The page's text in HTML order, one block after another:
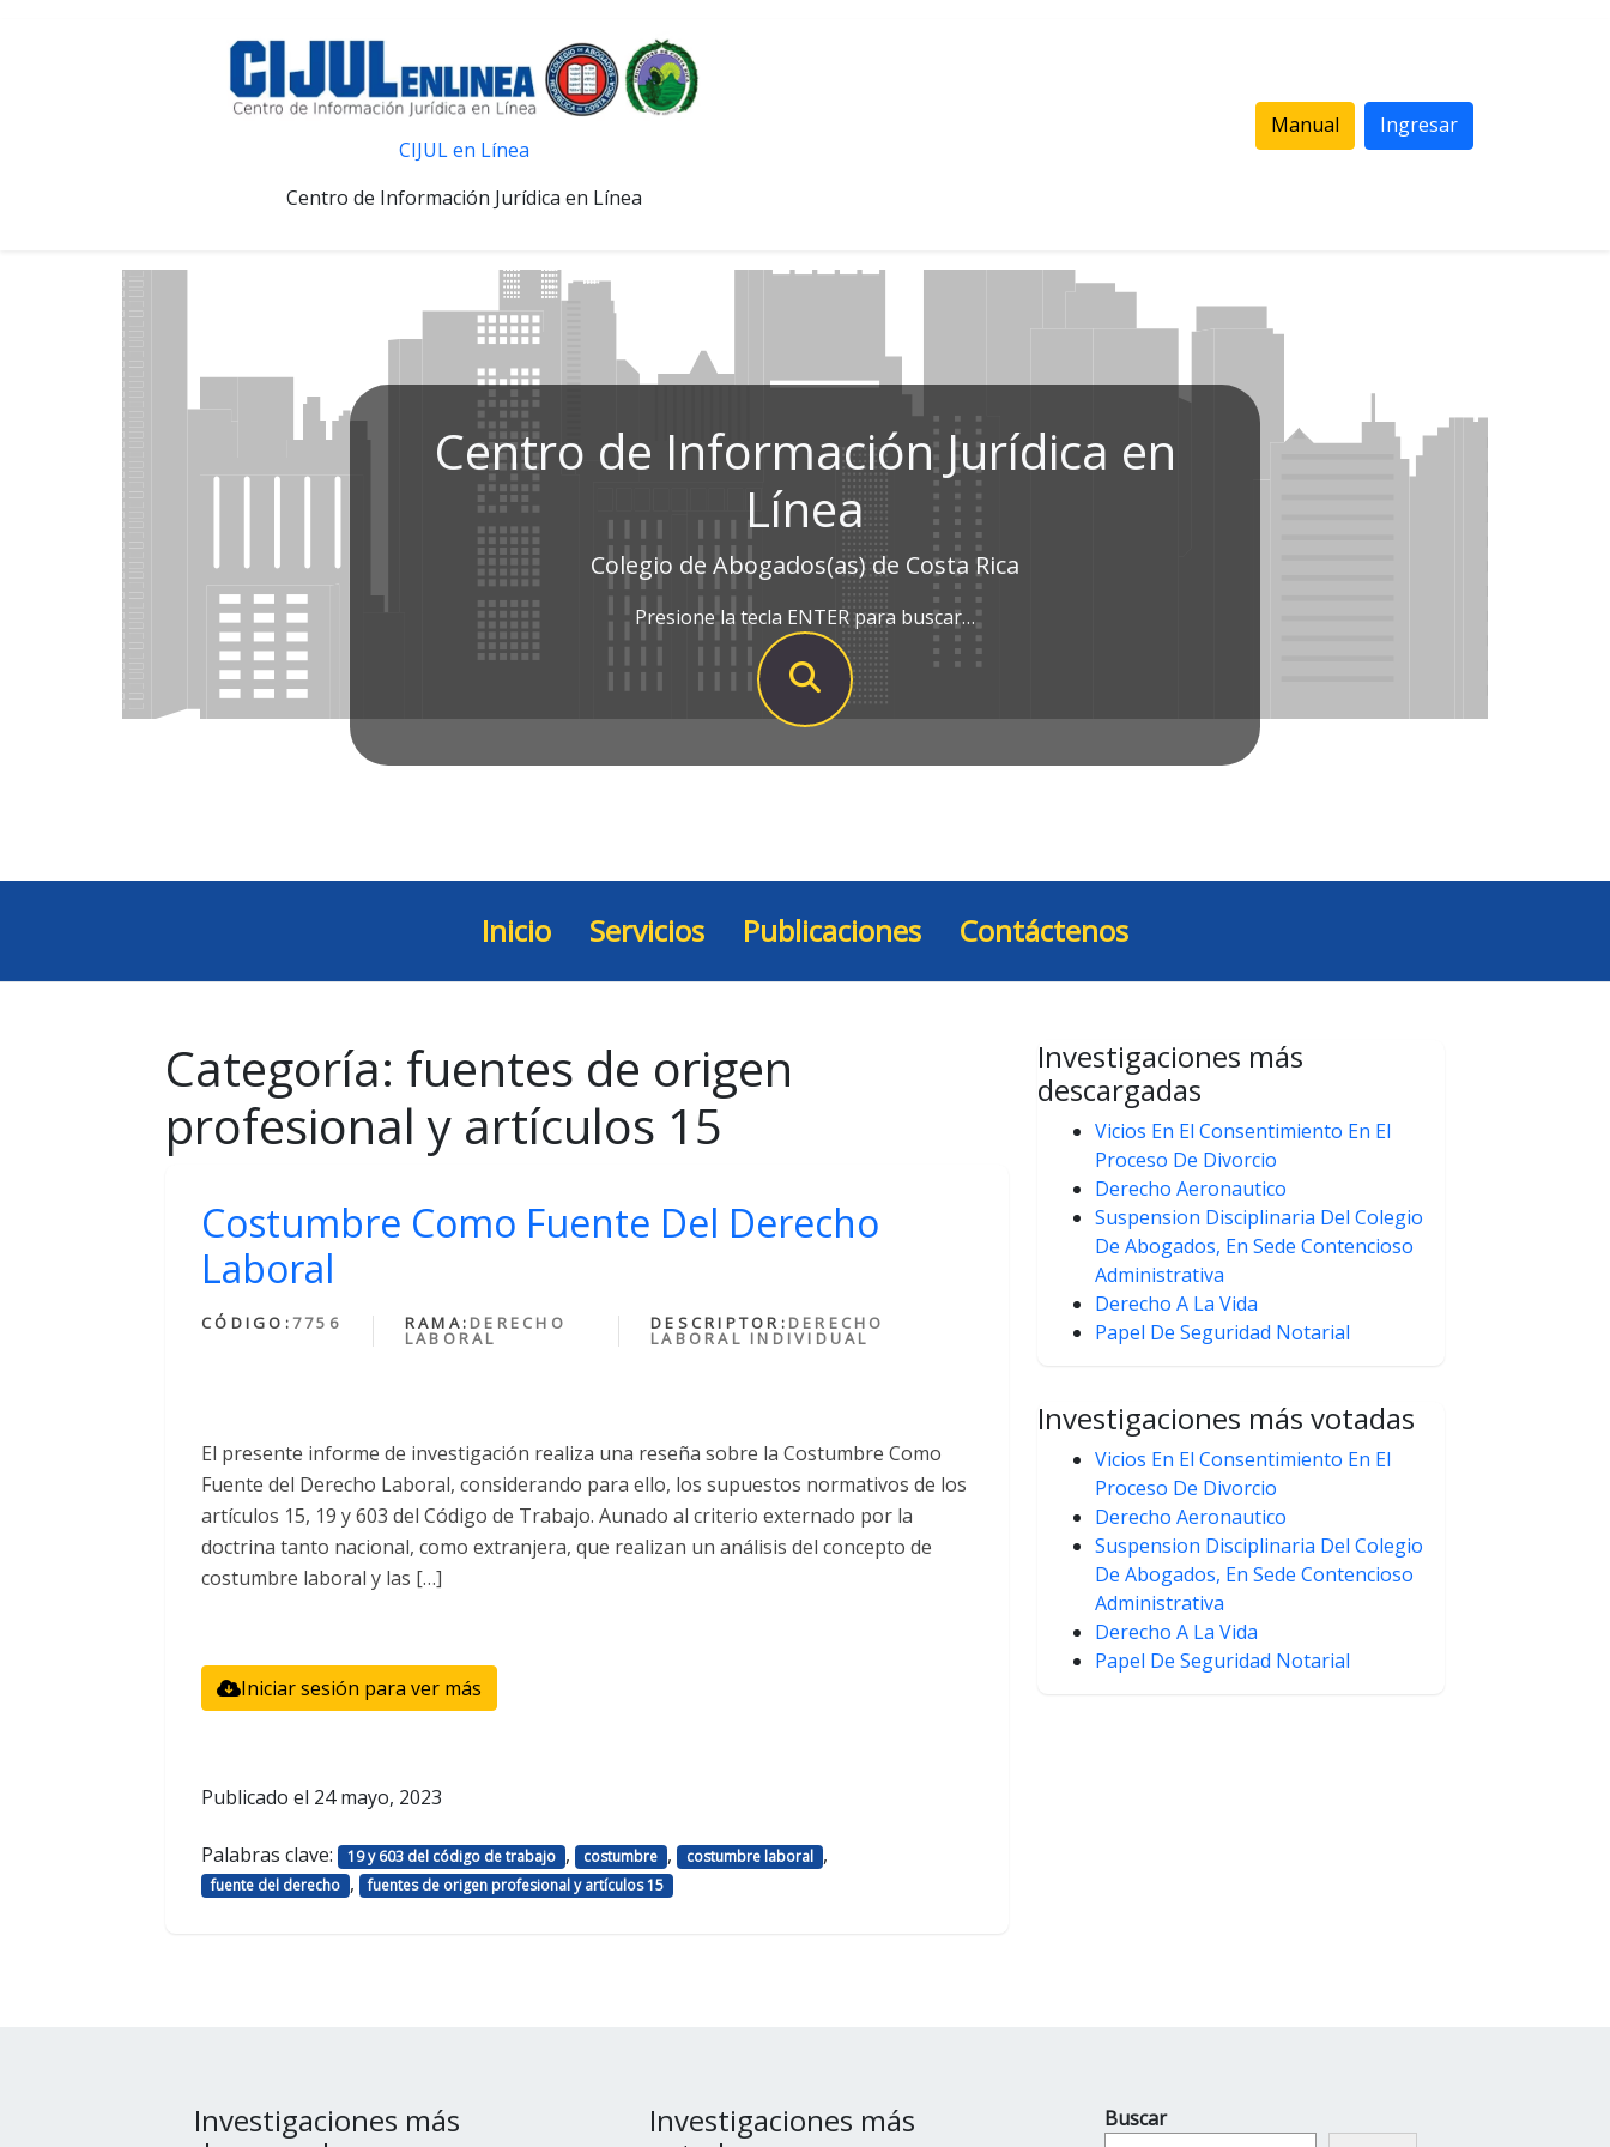
CIJUL en Línea
Centro de Información Jurídica en Línea
Manual Ingresar
Centro de Información Jurídica en
Línea
Colegio de Abogados(as) de Costa Rica
Presione la tecla ENTER para buscar…
Inicio Servicios Publicaciones Contáctenos
Categoría: fuentes de origen
profesional y artículos 15
Costumbre Como Fuente Del Derecho
Laboral
CÓDIGO: 7756 RAMA: DERECHO
LABORAL
DESCRIPTOR: DERECHO
LABORAL INDIVIDUAL
El presente informe de investigación realiza una reseña sobre la Costumbre Como
Fuente del Derecho Laboral, considerando para ello, los supuestos normativos de los
artículos 15, 19 y 603 del Código de Trabajo. Aunado al criterio externado por la
doctrina tanto nacional, como extranjera, que realizan un análisis del concepto de
costumbre laboral y las […]
Iniciar sesión para ver más
Publicado el 24 mayo, 2023
Palabras clave: 19 y 603 del código de trabajo , costumbre , costumbre laboral ,
fuente del derecho , fuentes de origen profesional y artículos 15
Investigaciones más
descargadas
Vicios En El Consentimiento En El
Proceso De Divorcio
Derecho Aeronautico
Suspension Disciplinaria Del Colegio
De Abogados, En Sede Contencioso
Administrativa
Derecho A La Vida
Papel De Seguridad Notarial
Investigaciones más votadas
Vicios En El Consentimiento En El
Proceso De Divorcio
Derecho Aeronautico
Suspension Disciplinaria Del Colegio
De Abogados, En Sede Contencioso
Administrativa
Derecho A La Vida
Papel De Seguridad Notarial
Investigaciones más
Investigaciones más
Buscar